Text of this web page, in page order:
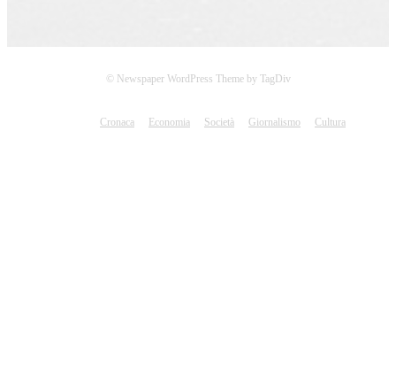
© Newspaper WordPress Theme by TagDiv
Cronaca Economia Società Giornalismo Cultura